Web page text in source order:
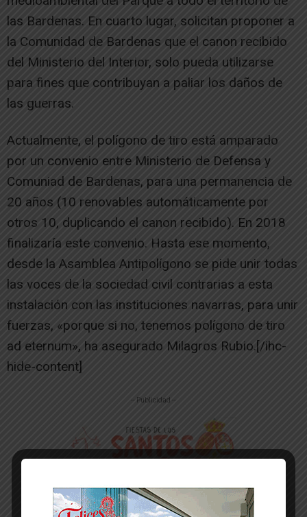
las Bardenas. En cuarto lugar, solicitan proponer a
la Comunidad de Bardenas que el canon recibido
del Ministerio del Interior, solo pueda utilizarse
para fines que contribuyan a paliar los daños de
las guerras.
Actualmente, el polígono de tiro está amparado
por un convenio entre Ministerio de Defensa y
Comuniad de Bardenas, para una permanencia de
20 años (10 renovables automáticamente por
otros 10, duplicando el canon recibido). En 2018
finalizaría este convenio. Hasta ese momento,
desde la Asamblea Antipolígono se pide unir todas
las voces de la sociedad civil contrarias a esta
instalación con las instituciones navarras, para unir
fuerzas, «porque si no, tenemos polígono de tiro
ad eternum», ha asegurado Milagros Rubio.[/ihc-
hide-content]
-- Publicidad --